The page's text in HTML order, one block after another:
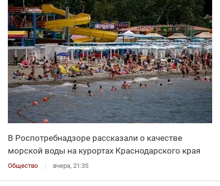
В Роспотребнадзоре рассказали о качестве
морской воды на курортах Краснодарского края
Общество вчера, 21:35